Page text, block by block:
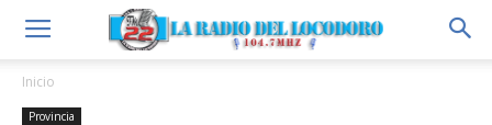
Inicio
Provincia